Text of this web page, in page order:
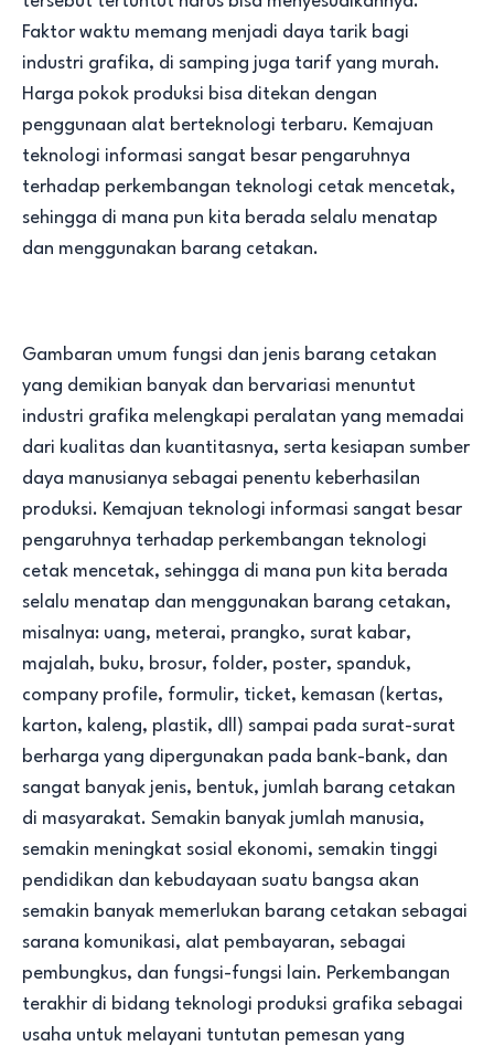
Faktor waktu memang menjadi daya tarik bagi
industri grafika, di samping juga tarif yang murah.
Harga pokok produksi bisa ditekan dengan
penggunaan alat berteknologi terbaru. Kemajuan
teknologi informasi sangat besar pengaruhnya
terhadap perkembangan teknologi cetak mencetak,
sehingga di mana pun kita berada selalu menatap
dan menggunakan barang cetakan.
Gambaran umum fungsi dan jenis barang cetakan
yang demikian banyak dan bervariasi menuntut
industri grafika melengkapi peralatan yang memadai
dari kualitas dan kuantitasnya, serta kesiapan sumber
daya manusianya sebagai penentu keberhasilan
produksi. Kemajuan teknologi informasi sangat besar
pengaruhnya terhadap perkembangan teknologi
cetak mencetak, sehingga di mana pun kita berada
selalu menatap dan menggunakan barang cetakan,
misalnya: uang, meterai, prangko, surat kabar,
majalah, buku, brosur, folder, poster, spanduk,
company profile, formulir, ticket, kemasan (kertas,
karton, kaleng, plastik, dll) sampai pada surat-surat
berharga yang dipergunakan pada bank-bank, dan
sangat banyak jenis, bentuk, jumlah barang cetakan
di masyarakat. Semakin banyak jumlah manusia,
semakin meningkat sosial ekonomi, semakin tinggi
pendidikan dan kebudayaan suatu bangsa akan
semakin banyak memerlukan barang cetakan sebagai
sarana komunikasi, alat pembayaran, sebagai
pembungkus, dan fungsi-fungsi lain. Perkembangan
terakhir di bidang teknologi produksi grafika sebagai
usaha untuk melayani tuntutan pemesan yang